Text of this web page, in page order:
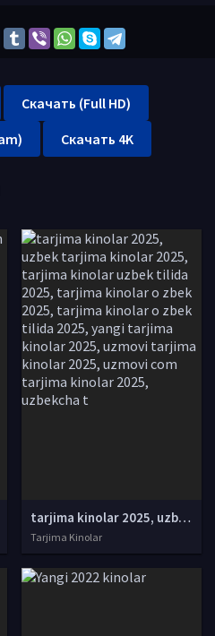
Скачать (Full HD)
Скачать 4K
tarjima kinolar 2025, uzbek tarjima kinolar 2025, tarjima kinolar uzbek tilida 2025, tarjima kinolar o zbek 2025, tarjima kinolar o zbek tilida 2025, yangi tarjima kinolar 2025, uzmovi tarjima kinolar 2025, uzmovi com tarjima kinolar 2025, uzbekcha t
Tarjima Kinolar